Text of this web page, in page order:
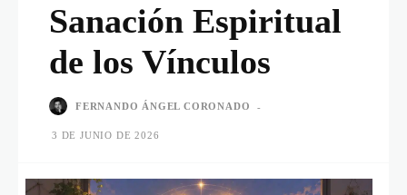
Sanación Espiritual
de los Vínculos
FERNANDO ÁNGEL CORONADO -
3 DE JUNIO DE 2026